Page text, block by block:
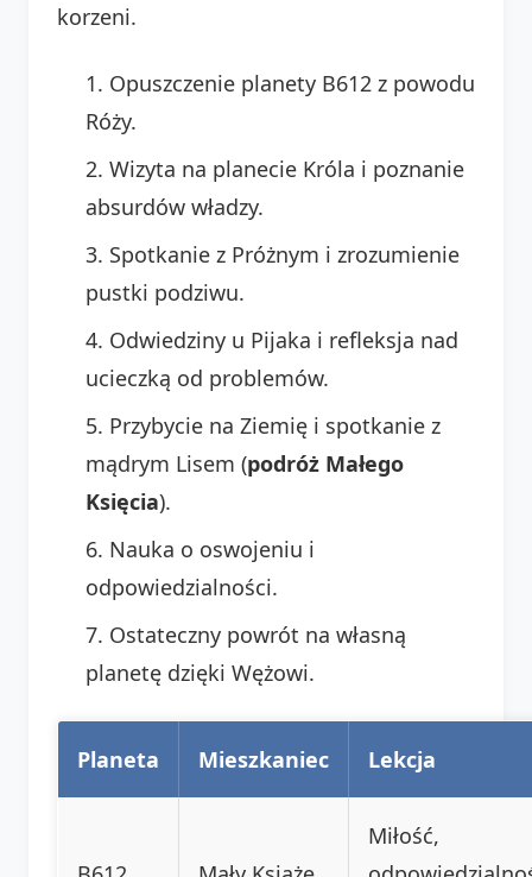
korzeni.
Opuszczenie planety B612 z powodu
Róży.
Wizyta na planecie Króla i poznanie
absurdów władzy.
Spotkanie z Próżnym i zrozumienie
pustki podziwu.
Odwiedziny u Pijaka i refleksja nad
ucieczką od problemów.
Przybycie na Ziemię i spotkanie z
mądrym Lisem (podróż Małego
Księcia).
Nauka o oswojeniu i
odpowiedzialności.
Ostateczny powrót na własną
planetę dzięki Wężowi.
Planeta Mieszkaniec Lekcja
Miłość,